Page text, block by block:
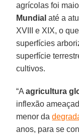
agrícolas foi
Mundial até a
XVIII e XIX, o
superfícies
superfície
cultivos.
“Aagricultura
inflexão
menor da
anos, para se